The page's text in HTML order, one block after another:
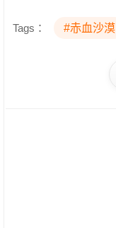
Tags： #赤血沙漠